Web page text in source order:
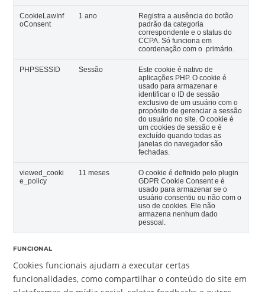
CookieLawInf
oConsent
1 ano
Registra a ausência do botão
padrão da categoria
correspondente e o status do
CCPA. Só funciona em
coordenação com o primário.
PHPSESSID Sessão
Este cookie é nativo de
aplicações PHP. O cookie é
usado para armazenar e
identificar o ID de sessão
exclusivo de um usuário com o
propósito de gerenciar a sessão
do usuário no site. O cookie é
um cookies de sessão e é
excluído quando todas as
janelas do navegador são
fechadas.
viewed_cooki
e_policy
11 meses
O cookie é definido pelo plugin
GDPR Cookie Consent e é
usado para armazenar se o
usuário consentiu ou não com o
uso de cookies. Ele não
armazena nenhum dado
pessoal.
FUNCIONAL
Cookies funcionais ajudam a executar certas
funcionalidades, como compartilhar o conteúdo do site em